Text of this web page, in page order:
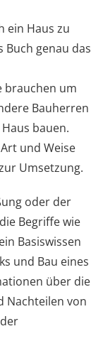
ein Haus zu
Buch genau das
brauchen um
Bauherren
bauen.
und Weise
Umsetzung.
oder der
Begriffe wie
Basiswissen
und Bau eines
über die
Nachteilen von